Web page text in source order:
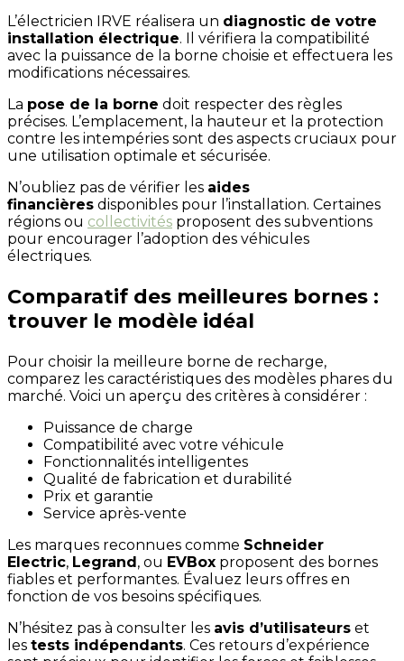
L’électricien IRVE réalisera un diagnostic de votre
installation électrique. Il vérifiera la compatibilité
avec la puissance de la borne choisie et effectuera les
modifications nécessaires.
La pose de la borne doit respecter des règles
précises. L’emplacement, la hauteur et la protection
contre les intempéries sont des aspects cruciaux pour
une utilisation optimale et sécurisée.
N’oubliez pas de vérifier les aides
financières disponibles pour l’installation. Certaines
régions ou collectivités proposent des subventions
pour encourager l’adoption des véhicules
électriques.
Comparatif des meilleures bornes :
trouver le modèle idéal
Pour choisir la meilleure borne de recharge,
comparez les caractéristiques des modèles phares du
marché. Voici un aperçu des critères à considérer :
Puissance de charge
Compatibilité avec votre véhicule
Fonctionnalités intelligentes
Qualité de fabrication et durabilité
Prix et garantie
Service après-vente
Les marques reconnues comme Schneider
Electric, Legrand , ou EVBox proposent des bornes
fiables et performantes. Évaluez leurs offres en
fonction de vos besoins spécifiques.
N’hésitez pas à consulter les avis d’utilisateurs et
les tests indépendants. Ces retours d’expérience